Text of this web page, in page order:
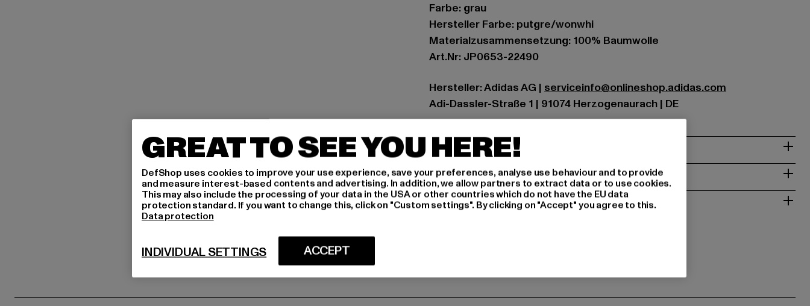
Farbe: grau
Hersteller Farbe: putgre/wonwhi
Materialzusammensetzung: 100% Baumwolle
Art.Nr: JP0653-22490
Hersteller: Adidas AG | serviceinfo@onlineshop.adidas.com
Adi-Dassler-Straße 1 | 91074 Herzogenaurach | DE
GRÖSSE & PASSFORM
PFLEGEHINWEISE
LIEFERUNG & RÜCKGABE
GREAT TO SEE YOU HERE!
DefShop uses cookies to improve your use experience, save your preferences, analyse use behaviour and to provide
and measure interest-based contents and advertising. In addition, we allow partners to extract data or to use cookies.
This may also include the processing of your data in the USA or other countries which do not have the EU data
protection standard. If you want to change this, click on "Custom settings". By clicking on "Accept" you agree to this.
Data protection
ACCEPT
INDIVIDUAL SETTINGS